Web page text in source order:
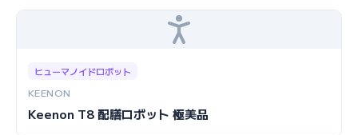
ヒューマノイドロボット
KEENON
Keenon T8 配膳ロボット 極美品